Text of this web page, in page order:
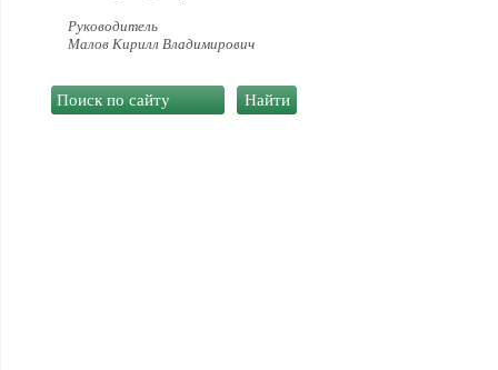
Руководитель
Малов Кирилл Владимирович